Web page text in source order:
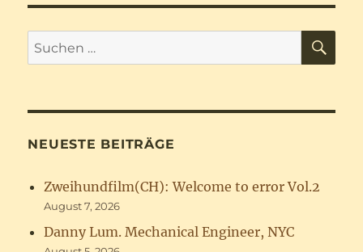
Suchen
nach:
NEUESTE BEITRÄGE
Zweihundfilm(CH): Welcome to error Vol.2
August 7, 2026
Danny Lum. Mechanical Engineer, NYC